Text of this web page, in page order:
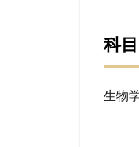
科
生物